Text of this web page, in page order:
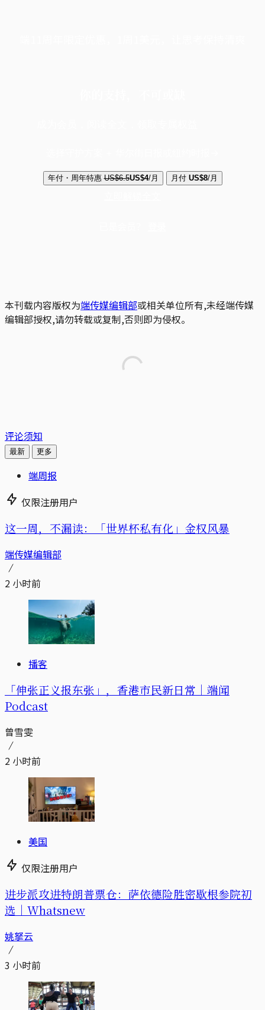
年付・周年特惠 US$6.5US$4/月 月付 US$8/月
本刊载内容版权为端传媒编辑部或相关单位所有,未经端传媒
编辑部授权,请勿转载或复制,否则即为侵权。
评论须知
最新 更多
端周报
仅限注册用户
这一周，不漏读：「世界杯私有化」金权风暴
端传媒编辑部
2 小时前
播客
「伸张正义报东张」，香港市民新日常｜端闻
Podcast
曾雪雯
2 小时前
美国
仅限注册用户
进步派攻进特朗普票仓：萨依德险胜密歇根参院初
选｜Whatsnew
姚拏云
3 小时前